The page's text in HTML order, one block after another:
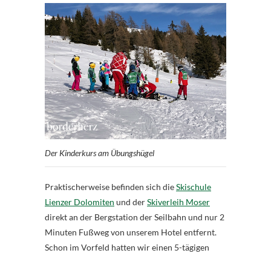
Der Kinderkurs am Übungshügel
Praktischerweise befinden sich dieSkischule
Lienzer Dolomiten und derSkiverleih Moser
direkt an der Bergstation der Seilbahn und nur 2
Minuten Fußweg von unserem Hotel entfernt.
Schon im Vorfeld hatten wir einen 5-tägigen